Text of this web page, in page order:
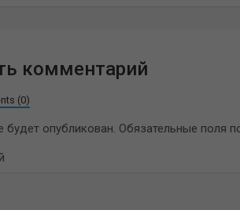
комментарий
(0)
будет опубликован. Обязательные поля